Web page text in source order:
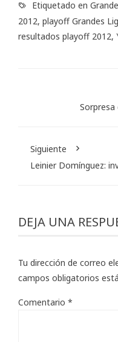
Etiquetado en
2012, playoff Grandes
resultados playoff 2012,
Siguiente
Leinier Domínguez:
DEJA UNA
Tu dirección de correo
campos obligatorios
Comentario *